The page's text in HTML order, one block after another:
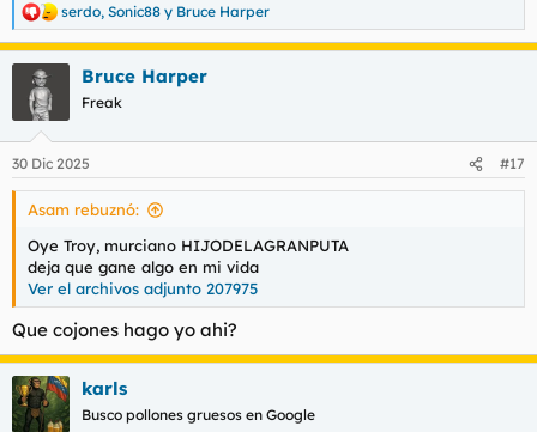
R
e
a
e
s
serdo, Sonic88 y Bruce Harper
Bruce Harper
Freak
30 Dic 2025 #17
Asam rebuznó:
Oye Troy, murciano HIJODELAGRANPUTA
deja que gane algo en mi vida
Ver el archivos adjunto 207975
Que cojones hago yo ahi?
karls
Busco pollones gruesos en Google